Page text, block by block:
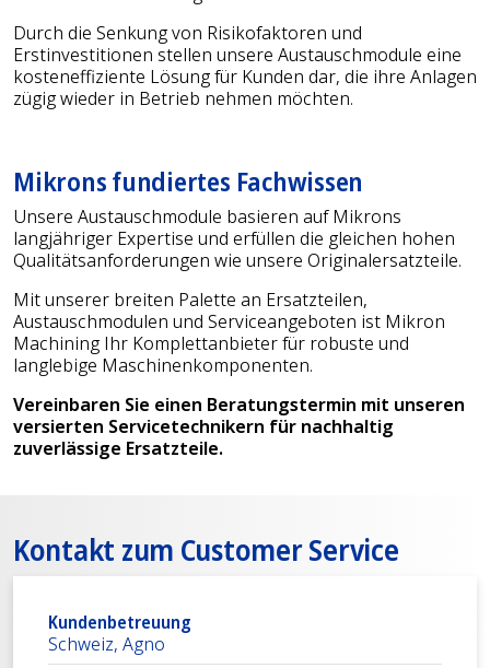
Durch die Senkung von Risikofaktoren und
Erstinvestitionen stellen unsere Austauschmodule eine
kosteneffiziente Lösung für Kunden dar, die ihre Anlagen
zügig wieder in Betrieb nehmen möchten.
Mikrons fundiertes Fachwissen
Unsere Austauschmodule basieren auf Mikrons
langjähriger Expertise und erfüllen die gleichen hohen
Qualitätsanforderungen wie unsere Originalersatzteile.
Mit unserer breiten Palette an Ersatzteilen,
Austauschmodulen und Serviceangeboten ist Mikron
Machining Ihr Komplettanbieter für robuste und
langlebige Maschinenkomponenten.
Vereinbaren Sie einen Beratungstermin mit unseren
versierten Servicetechnikern für nachhaltig
zuverlässige Ersatzteile.
Kontakt zum Customer Service
Kundenbetreuung
Schweiz, Agno